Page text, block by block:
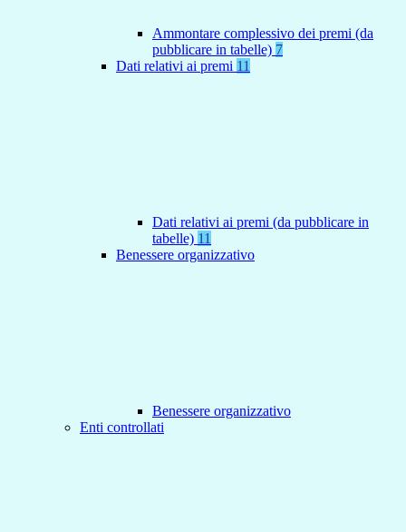
Ammontare complessivo dei premi (da
pubblicare in tabelle) 7
Dati relativi ai premi 11
Dati relativi ai premi (da pubblicare in
tabelle) 11
Benessere organizzativo
Benessere organizzativo
Enti controllati